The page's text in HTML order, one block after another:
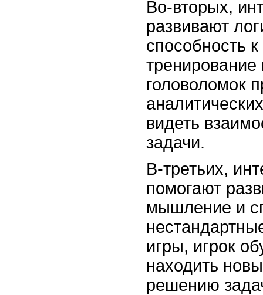
Во-вторых,
развивают
способность
головоломок
видеть
задачи.
В-третьих,
помогают
мышление и
игры, игрок
находить
решению